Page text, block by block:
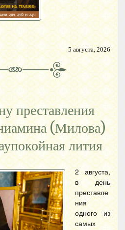
5 августа, 2026
преставления
(Милова)
лития
2 августа,
в день
преставле
ния
одного из
самых